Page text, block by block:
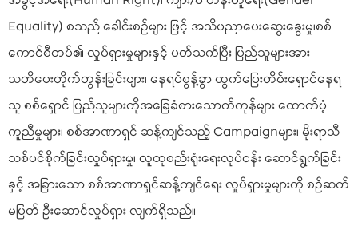
Equality) စသည် ခေါင်းစဉ်များ ဖြင့် အသိပညာပေးဆွေးနွေးမှု၊စစ်
ကောင်စီတပ်၏ လှုပ်ရှားမှုများနှင့် ပတ်သက်ပြီး ပြည်သူများအား
သတိပေးတိုက်တွန်းခြင်းများ၊ နေရပ်စွန့်ခွာ ထွက်ပြေးတိမ်းရှောင်နေရ
သူ စစ်ရှောင် ပြည်သူ‌များကိုအခြေခံစားသောက်ကုန်များ ထောက်ပံ့
ကူညီမှုများ၊ စစ်အာဏာရှင် ဆန့်ကျင်သည့် Campaignများ၊ မိုးရာသီ
သစ်ပင်စိုက်ခြင်းလှုပ်ရှားမှု၊ လူထုစည်းရုံးရေးလုပ်ငန်း ဆောင်ရွက်ခြင်း
နှင့် အခြားသော စစ်အာဏာရှင်ဆန့်ကျင်ရေး လှုပ်ရှားမှုများကို စဉ်ဆက်
မပြတ် ဦးဆောင်လှုပ်ရှား လျက်ရှိသည်။